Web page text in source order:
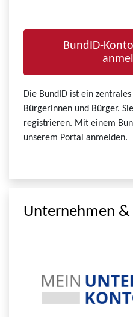
BundID-
Die BundID ist ein
Bürgerinnen und Bürger.
registrieren. Mit einem
unserem Portal anmelden.
Unternehmen